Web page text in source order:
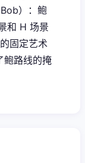
）：鲍
和 H 场景
固定艺术
鲍路线的掩